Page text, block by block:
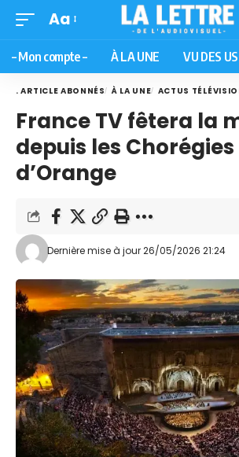
Aa
– Mon compte – À LA UNE VU DES US
. ARTICLE ABONNÉS À LA UNE ACTUS
France TV fêtera la
depuis les Chorégies
d’Orange
Dernière mise à jour 26/05/2026 21:24